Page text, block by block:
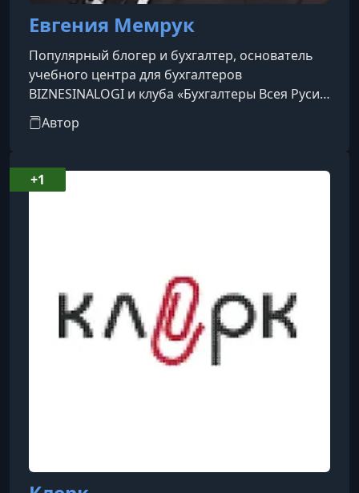
Евгения Мемрук
Популярный блогер и бухгалтер, основатель
учебного центра для бухгалтеров
BIZNESINALOGI и клуба «Бухгалтеры Всея Руси»,
спикер на федеральных мероприятиях и автор
известных блогов для бухгалтеров. Несмотря
работать с клиентами в 1С и готова делиться
своими лайфхаками.
Автор
+1